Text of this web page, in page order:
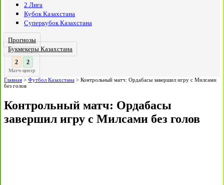
2 Лига
Кубок Казахстана
Суперкубок Казахстана
Прогнозы
Букмекеры Казахстана
3 : 2
Матч-центр
Главная > Футбол Казахстана > Контрольный матч: Ордабасы завершил игру с Милсами
без голов
Контрольный матч: Ордабасы
завершил игру с Милсами без голов